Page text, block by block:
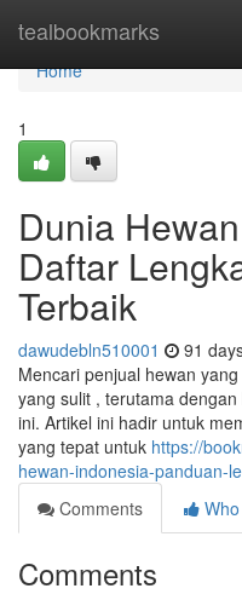
tealbookmarks
Home
Home
1
Dunia
Daftar
Terbaik
dawudebln510001 91
Mencari penjual hewan
yang sulit , terutama
ini. Artikel ini hadir untuk
yang tepat untuk https://
hewan-indonesia-panduan-
Comments
Comments